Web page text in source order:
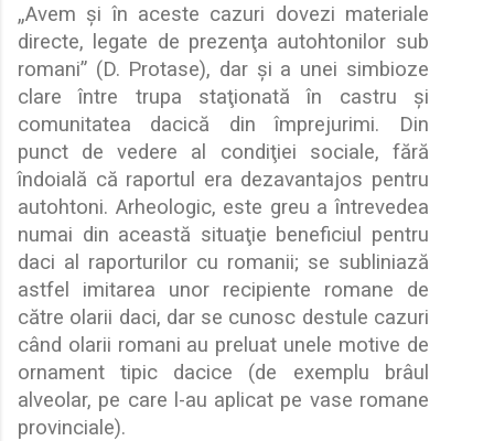
„Avem şi în aceste cazuri dovezi materiale
directe, legate de prezenţa autohtonilor sub
romani” (D. Protase), dar şi a unei simbioze
clare între trupa staţionată în castru şi
comunitatea dacică din împrejurimi. Din
punct de vedere al condiţiei sociale, fără
îndoial ă că raportul era dezavantajos pentru
autohtoni. Arheologic, este greu a întrevedea
numai din această situaţie beneficiul pentru
daci al raporturilor cu romanii; se subliniază
astfel imitarea unor recipiente romane de
către olarii daci, dar se cunosc destule cazuri
când olarii romani au preluat unele motive de
ornament tipic dacice (de exemplu brâul
alveolar, pe care l-au aplicat pe vase romane
provinciale).